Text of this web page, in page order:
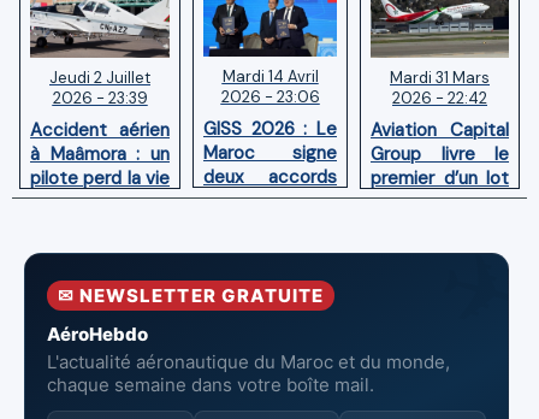
Jeudi 2 Juillet
2026 - 23:39
Accident aérien
à Maâmora : un
pilote perd la vie
en combat
incendie
Mardi 14 Avril
2026 - 23:06
GISS 2026 : Le
Maroc signe
deux accords
avec l'OACI
la surveillance
aériennes.
Mardi 31 Mars
2026 - 22:42
Aviation Capital
Group livre le
premier d’un lot
de six Boeing
neufs à Royal Air
✉ NEWSLETTER GRATUITE
AéroHebdo
L'actualité aéronautique du Maroc et du monde,
chaque semaine dans votre boîte mail.